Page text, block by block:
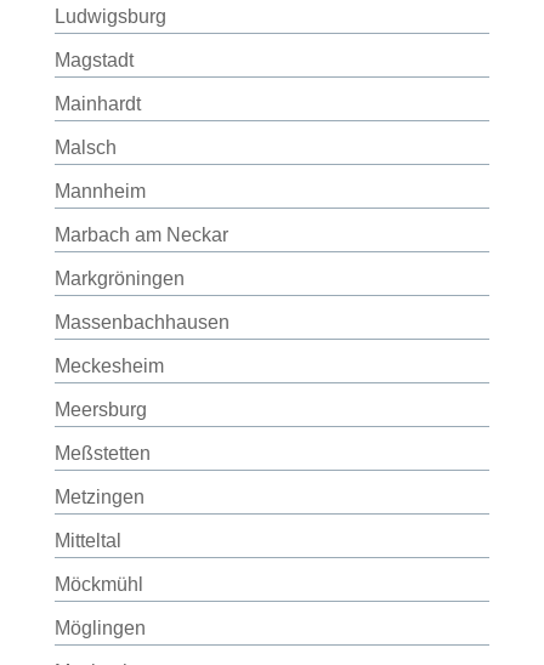
Ludwigsburg
Magstadt
Mainhardt
Malsch
Mannheim
Marbach am Neckar
Markgröningen
Massenbachhausen
Meckesheim
Meersburg
Meßstetten
Metzingen
Mitteltal
Möckmühl
Möglingen